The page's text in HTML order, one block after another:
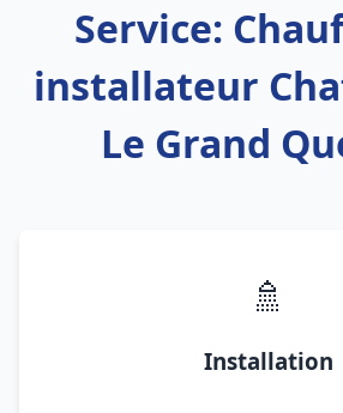
Service:
installateur
Le Grand
🚿
Installation